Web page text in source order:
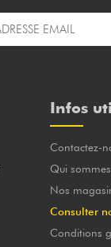
Infos
Contactez-
Qui
Nos
Consulter
Conditions